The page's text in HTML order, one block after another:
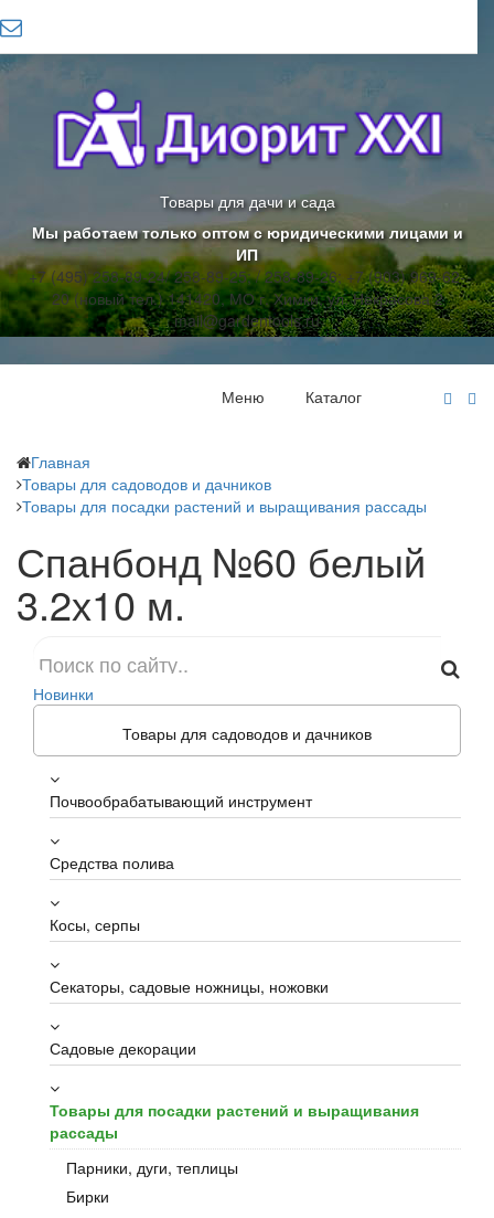
Товары для дачи и сада
Мы работаем только оптом с юридическими лицами и
ИП
+7 (495) 258-89-24/ 258-89-25; / 258-89-26; +7 (903) 969-62-
20 (новый тел.) 141420, МО г. Химки, ул. Некрасова 2
mail@gardentools.ru
Каталог
Меню
Главная
Товары для садоводов и дачников
Товары для посадки растений и выращивания рассады
Спанбонд №60 белый
3.2х10 м.
Новинки
Товары для садоводов и дачников
Почвообрабатывающий инструмент
Средства полива
Косы, серпы
Секаторы, садовые ножницы, ножовки
Садовые декорации
Товары для посадки растений и выращивания
рассады
Парники, дуги, теплицы
Бирки